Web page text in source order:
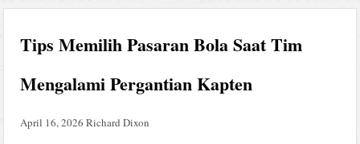
Tips Memilih Pasaran Bola Saat Tim
Mengalami Pergantian Kapten
April 16, 2026 Richard Dixon